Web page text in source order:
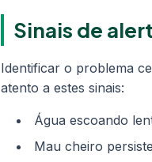
Sinais de
Identificar o problema
atento a estes sinais:
Água escoando
Mau cheiro